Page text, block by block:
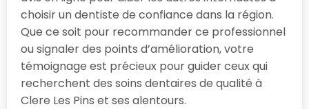
choisir un dentiste de confiance dans la région.
Que ce soit pour recommander ce professionnel
ou signaler des points d’amélioration, votre
témoignage est précieux pour guider ceux qui
recherchent des soins dentaires de qualité à
Clere Les Pins et ses alentours.